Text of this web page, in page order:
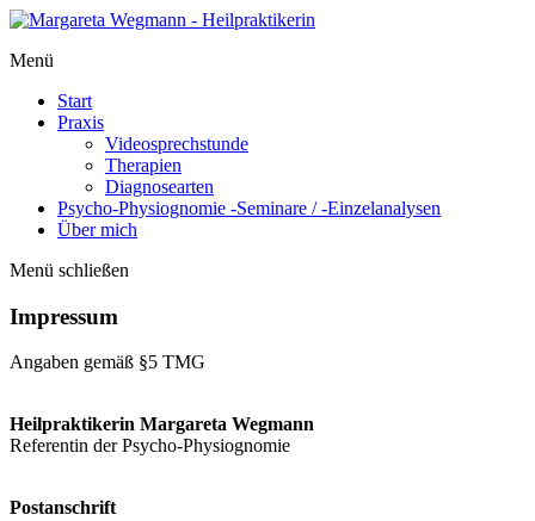
Menü
Start
Praxis
Videosprechstunde
Therapien
Diagnosearten
Psycho-Physiognomie -Seminare / -Einzelanalysen
Über mich
Menü schließen
Impressum
Angaben gemäß §5 TMG
Heilpraktikerin Margareta Wegmann
Referentin der Psycho-Physiognomie
Postanschrift